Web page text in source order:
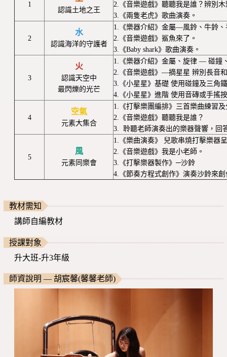
1
認識土地之王
2.《音樂遊戲》聽聽我是誰？辨別
3.《兩隻老虎》歌曲演奏。
2
水
認識海洋的守護者
1.《樂器介紹》金屬—風鈴、牛鈴、
2.《音樂遊戲》鯊魚來了。
3.《Baby shark》歌曲演奏。
3
火
認識天空中
最閃爍的光芒
1.《樂器介紹》金屬、旋律 — 碰鐘
2.《音樂遊戲》—摘星星 辨別長音
3.《小星星》基礎 使用碰鐘及三角
4.《小星星》進階 使用音磚或手搖
4
空氣
元素大集合
1.《打擊樂團編排》三首樂曲練習
2.《音樂遊戲》聽聽我是誰？
3. 聆聽老師演奏出的樂器聲響，回
5
風
元素同樂會
1.《樂曲演奏》 兒歌串燒打擊樂器
2.《音樂遊戲》我是小老師。
3.《打擊樂器製作》─沙鈴
4.《節奏方程式創作》演奏沙鈴來
教材需知
講師自編教材
授課對象
升大班-升3年級
師資說明 — 胡宸馨(馨馨老師)